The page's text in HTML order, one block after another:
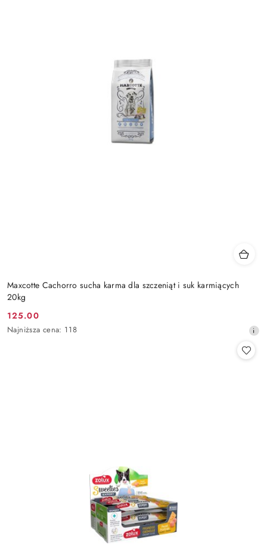
Maxcotte Cachorro sucha karma dla szczeniąt i suk karmiących
20kg
Cena
promocyjna:
125.00
Najniższa
Najniższa cena: 118